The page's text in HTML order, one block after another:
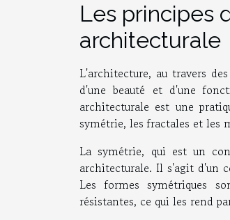
Les principes
architecturale
L'architecture, au travers
d'une beauté et d'une
architecturale est une
symétrie, les fractales et les
La symétrie, qui est un
architecturale. Il s'agit d'un
Les formes symétriques
résistantes, ce qui les rend